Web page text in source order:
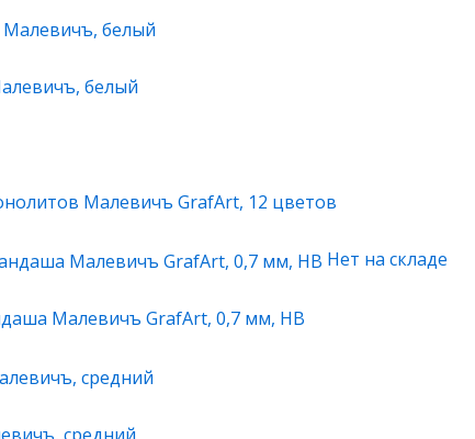
белый
Малевичъ GrafArt, 12 цветов
Нет на складе
Малевичъ GrafArt, 0,7 мм, HB